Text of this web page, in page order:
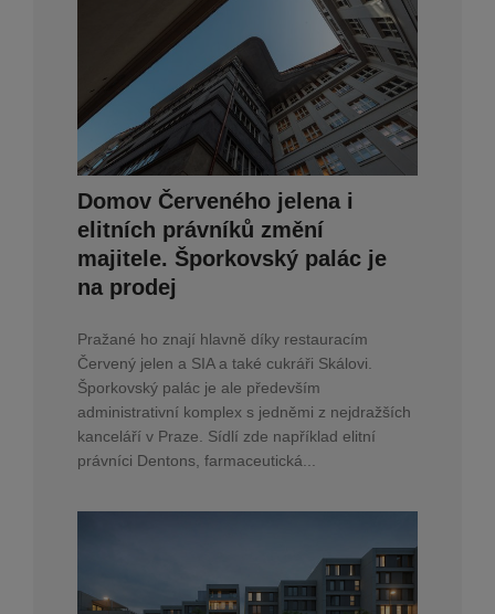
Domov Červeného jelena i
elitních právníků změní
majitele. Šporkovský palác je
na prodej
Pražané ho znají hlavně díky restauracím
Červený jelen a SIA a také cukráři Skálovi.
Šporkovský palác je ale především
administrativní komplex s jedněmi z nejdražších
kanceláří v Praze. Sídlí zde například elitní
právníci Dentons, farmaceutická...